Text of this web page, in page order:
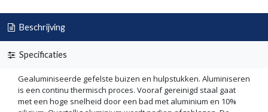
Beschrijving
Specificaties
Gealuminiseerde gefelste buizen en hulpstukken. Aluminiseren
is een continu thermisch proces. Vooraf gereinigd staal gaat
met een hoge snelheid door een bad met aluminium en 10%